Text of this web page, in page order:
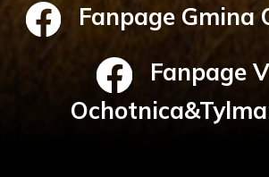
Fanpage Gmina
Fanpage